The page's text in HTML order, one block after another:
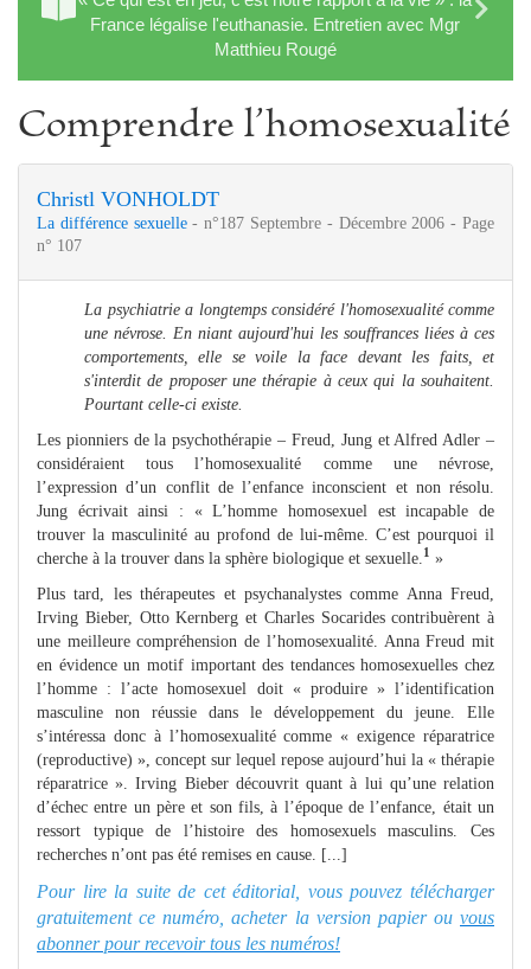
France légalise l'euthanasie. Entretien avec Mgr
Matthieu Rougé
Comprendre l’homosexualité
Christl VONHOLDT
La différence sexuelle- n°187 Septembre - Décembre 2006 - Page
n° 107
La psychiatrie a longtemps considéré l'homosexualité comme
une névrose. En niant aujourd'hui les souffrances liées à ces
comportements, elle se voile la face devant les faits, et
s'interdit de proposer une thérapie à ceux qui la souhaitent.
Pourtant celle-ci existe.
Les pionniers de la psychothérapie – Freud, Jung et Alfred Adler –
considéraient tous l’homosexualité comme une névrose,
l’expression d’un conflit de l’enfance inconscient et non résolu.
Jung écrivait ainsi : « L’homme homosexuel est incapable de
trouver la masculinité au profond de lui-même. C’est pourquoi il
cherche à la trouver dans la sphère biologique et sexuelle. 1 »
Plus tard, les thérapeutes et psychanalystes comme Anna Freud,
Irving Bieber, Otto Kernberg et Charles Socarides contribuèrent à
une meilleure compréhension de l’homosexualité. Anna Freud mit
en évidence un motif important des tendances homosexuelles chez
l’homme : l’acte homosexuel doit « produire » l’identification
masculine non réussie dans le développement du jeune. Elle
s’intéressa donc à l’homosexualité comme « exigence réparatrice
(reproductive) », concept sur lequel repose aujourd’hui la « thérapie
réparatrice ». Irving Bieber découvrit quant à lui qu’une relation
d’échec entre un père et son fils, à l’époque de l’enfance, était un
ressort typique de l’histoire des homosexuels masculins. Ces
recherches n’ont pas été remises en cause. [...]
Pour lire la suite de cet éditorial, vous pouvez télécharger
gratuitement ce numéro, acheter la version papier ou vous
abonner pour recevoir tous les numéros!